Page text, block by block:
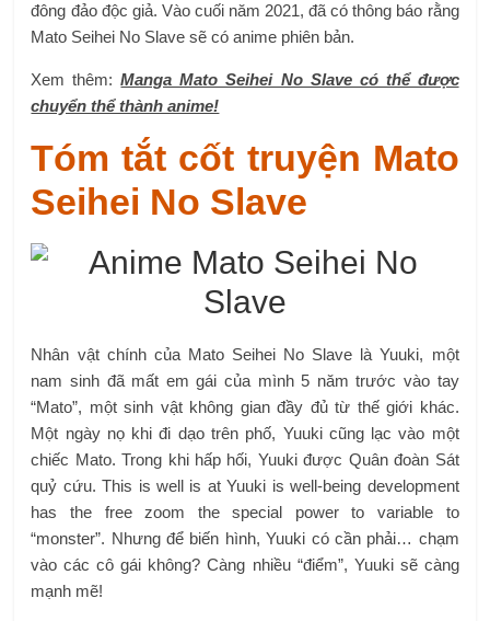
đông đảo độc giả. Vào cuối năm 2021, đã có thông báo rằng
Mato Seihei No Slave sẽ có anime phiên bản.
Xem thêm:Manga Mato Seihei No Slave có thể được
chuyển thể thành anime!
Tóm tắt cốt truyện Mato
Seihei No Slave
Nhân vật chính của Mato Seihei No Slave là Yuuki, một
nam sinh đã mất em gái của mình 5 năm trước vào tay
“Mato”, một sinh vật không gian đầy đủ từ thế giới khác.
Một ngày nọ khi đi dạo trên phố, Yuuki cũng lạc vào một
chiếc Mato. Trong khi hấp hối, Yuuki được Quân đoàn Sát
quỷ cứu. This is well is at Yuuki is well-being development
has the free zoom the special power to variable to
“monster”. Nhưng để biến hình, Yuuki có cần phải… chạm
vào các cô gái không? Càng nhiều “điểm”, Yuuki sẽ càng
mạnh mẽ!